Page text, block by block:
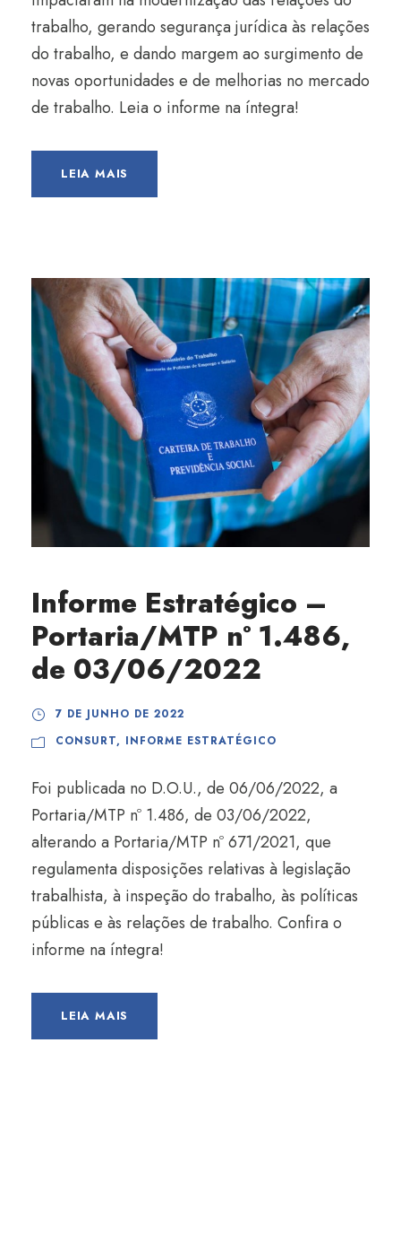
trabalho, gerando segurança jurídica às relações
do trabalho, e dando margem ao surgimento de
novas oportunidades e de melhorias no mercado
de trabalho. Leia o informe na íntegra!
LEIA MAIS
Informe Estratégico –
Portaria/MTP nº 1.486,
de 03/06/2022
7 DE JUNHO DE 2022
CONSURT, INFORME ESTRATÉGICO
Foi publicada no D.O.U., de 06/06/2022, a
Portaria/MTP nº 1.486, de 03/06/2022,
alterando a Portaria/MTP nº 671/2021, que
regulamenta disposições relativas à legislação
trabalhista, à inspeção do trabalho, às políticas
públicas e às relações de trabalho. Confira o
informe na íntegra!
LEIA MAIS